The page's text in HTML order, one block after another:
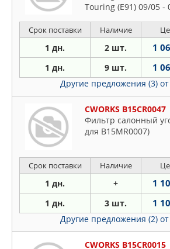
Touring (E91) 09/05 -
Срок поставки Наличие
1 дн. 2 шт. 1
1 дн. 9 шт. 1
Другие предложения (3)
CWORKS B15CR0047
Фильтр салонный
для B15MR0007)
Срок поставки Наличие
1 дн. + 1
1 дн. 3 шт. 1
Другие предложения (2)
CWORKS B15CR0015